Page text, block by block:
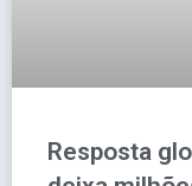
Resposta